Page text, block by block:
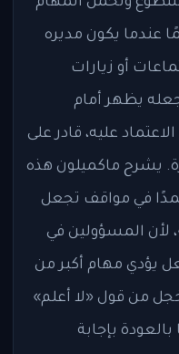
عندما يكون مديره
أو زيارات
يظهر أمام
عليه، قادر على
يشرح ماكميلون هذه
في مواقف تجعل
لأن المسؤولين في
يؤدي مهام أكبر من
من قول «لا أعلم»
بالعودة بإجابة